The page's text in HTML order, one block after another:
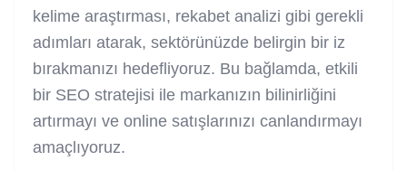
kelime araştırması, rekabet analizi gibi gerekli
adımları atarak, sektörünüzde belirgin bir iz
bırakmanızı hedefliyoruz. Bu bağlamda, etkili
bir SEO stratejisi ile markanızın bilinirliğini
artırmayı ve online satışlarınızı canlandırmayı
amaçlıyoruz.